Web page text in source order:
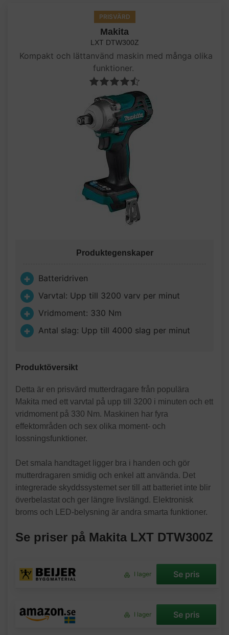
PRISVÄRD
Makita
LXT DTW300Z
Kompakt och lättanvänd maskin med många olika
funktioner.
Produktegenskaper
Batteridriven
Varvtal: Upp till 3200 varv per minut
Vridmoment: 330 Nm
Antal slag: Upp till 4000 slag per minut
Produktöversikt
Detta är en prisvärd mutterdragare från populära
Makita med ett varvtal på upp till 3200 i minuten och ett
vridmoment på 330 Nm. Maskinen har fyra
effektområden och sex olika moment- och
lossningsfunktioner.
Det smala handtaget ligger bra i handen och gör
mutterdragaren smidig och enkel att använda. Det
integrerade skyddssystemet ser till att batteriet inte blir
överbelastat och ger längre livslängd. Elektronisk
broms och LED-belysning är andra smarta funktioner.
Se priser på Makita LXT DTW300Z
I lager Se pris
I lager Se pris